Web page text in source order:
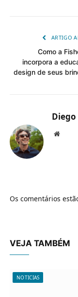
ARTIGO
Como a
incorpora a
design de seus
Diego
Website
Os comentários
VEJA TAMBÉM
NOTICIAS